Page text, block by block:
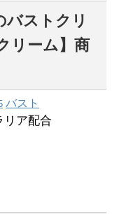
バストクリ
リーム】商
バスト
リア配合